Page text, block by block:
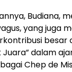
Budiana,
yang juga
besar
dalam
Chep de